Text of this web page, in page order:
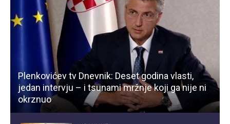
Plenkovićev tv Dnevnik: Deset godina vlasti,
jedan intervju – i tsunami mržnje koji ga nije ni
okrznuo